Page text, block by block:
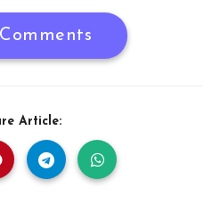
Article: